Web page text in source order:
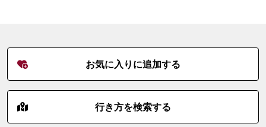
お気に入りに追加する
行き方を検索する